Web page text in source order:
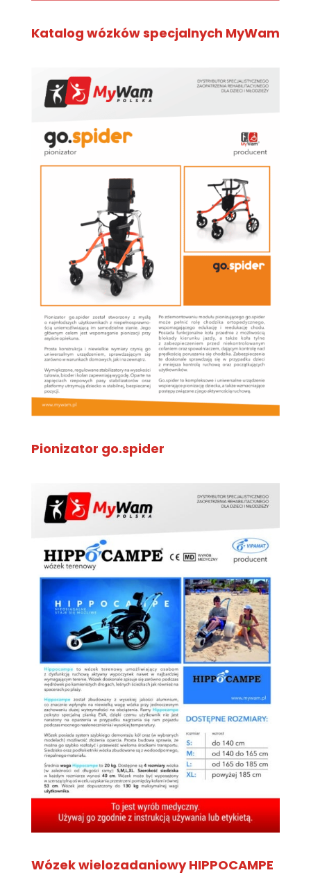
Katalog wózków specjalnych MyWam
Pionizator go.spider
Wózek wielozadaniowy HIPPOCAMPE